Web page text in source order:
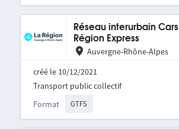
Réseau interurbain Cars
Région Express
Auvergne-Rhône-Alpes
créé le 10/12/2021
Format GTFS
Transport public collectif